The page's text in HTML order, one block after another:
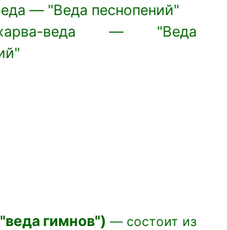
— "Веда песнопений"
веда — "Веда
гимнов") — состоит из